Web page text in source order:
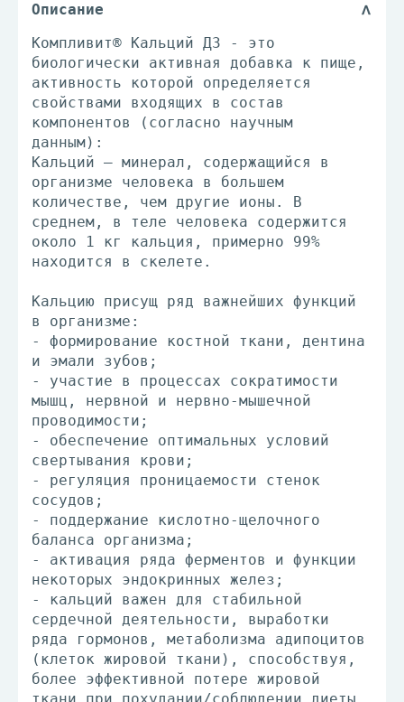
Описание
Компливит® Кальций Д3 - это
биологически активная добавка к пище,
активность которой определяется
свойствами входящих в состав
компонентов (согласно научным
данным):
Кальций – минерал, содержащийся в
организме человека в большем
количестве, чем другие ионы. В
среднем, в теле человека содержится
около 1 кг кальция, примерно 99%
находится в скелете.
Кальцию присущ ряд важнейших функций
в организме:
- формирование костной ткани, дентина
и эмали зубов;
- участие в процессах сократимости
мышц, нервной и нервно-мышечной
проводимости;
- обеспечение оптимальных условий
свертывания крови;
- регуляция проницаемости стенок
сосудов;
- поддержание кислотно-щелочного
баланса организма;
- активация ряда ферментов и функции
некоторых эндокринных желез;
- кальций важен для стабильной
сердечной деятельности, выработки
ряда гормонов, метаболизма адипоцитов
(клеток жировой ткани), способствуя,
более эффективной потере жировой